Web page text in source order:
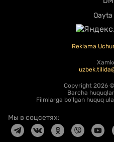
Qayta
Reklama
Copyright 2026
Barcha
Filmlarga bo'lgan huquq
Мы в соцсетях: